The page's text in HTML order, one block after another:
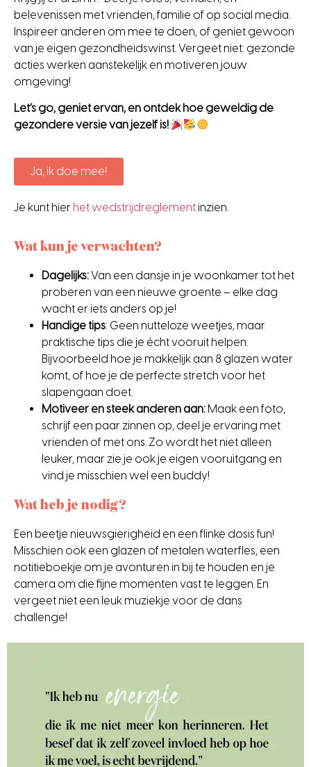
belevenissen met vrienden, familie of op social media.
Inspireer anderen om mee te doen, of geniet gewoon
van je eigen gezondheidswinst. Vergeet niet: gezonde
acties werken aanstekelijk en motiveren jouw
omgeving!
Let’s go, geniet ervan, en ontdek hoe geweldig de
gezondere versie van jezelf is!
Ja, ik doe mee!
Je kunt hier het wedstrijdreglement inzien.
Wat kun je verwachten?
Dagelijks:Van een dansje in je woonkamer tot het
proberen van een nieuwe groente – elke dag
wacht er iets anders op je!
Handige tips: Geen nutteloze weetjes, maar
praktische tips die je écht vooruit helpen.
Bijvoorbeeld hoe je makkelijk aan 8 glazen water
komt, of hoe je de perfecte stretch voor het
slapengaan doet.
Motiveer en steek anderen aan: Maak een foto,
schrijf een paar zinnen op, deel je ervaring met
vrienden of met ons. Zo wordt het niet alleen
leuker, maar zie je ook je eigen vooruitgang en
vind je misschien wel een buddy!
Wat heb je nodig?
Een beetje nieuwsgierigheid en een flinke dosis fun!
Misschien ook een glazen of metalen waterfles, een
notitieboekje om je avonturen in bij te houden en je
camera om die fijne momenten vast te leggen. En
vergeet niet een leuk muziekje voor de dans
challenge!